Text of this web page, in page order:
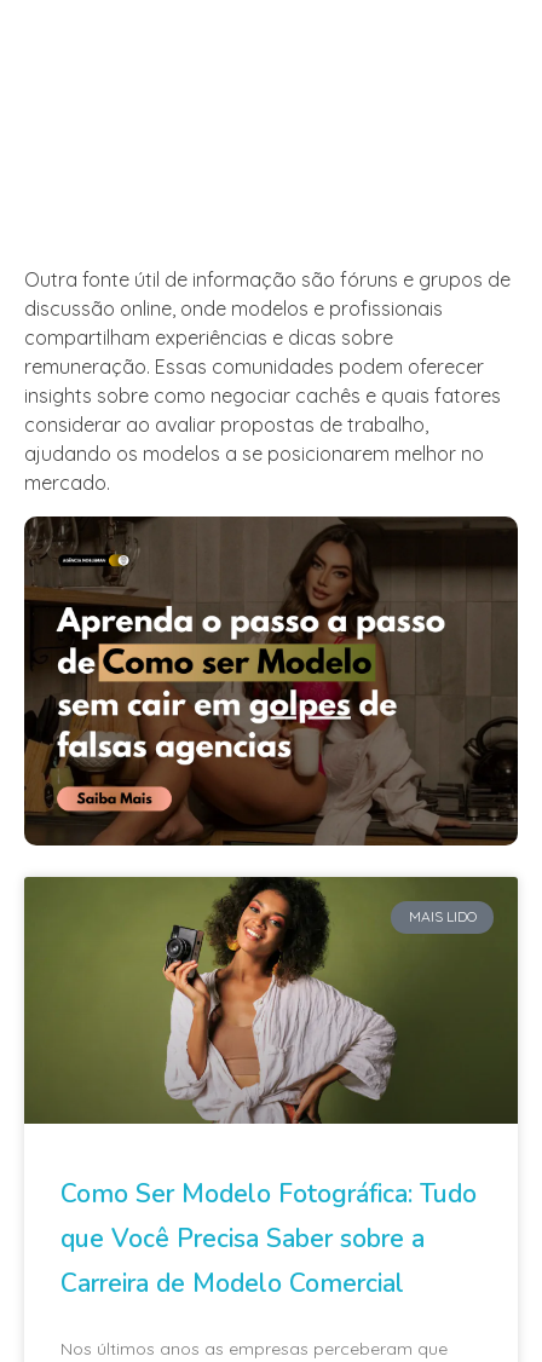
Outra fonte útil de informação são fóruns e grupos de
discussão online, onde modelos e profissionais
compartilham experiências e dicas sobre
remuneração. Essas comunidades podem oferecer
insights sobre como negociar cachês e quais fatores
considerar ao avaliar propostas de trabalho,
ajudando os modelos a se posicionarem melhor no
mercado.
MAIS LIDO
Como Ser Modelo Fotográfica: Tudo
que Você Precisa Saber sobre a
Carreira de Modelo Comercial
Nos últimos anos as empresas perceberam que